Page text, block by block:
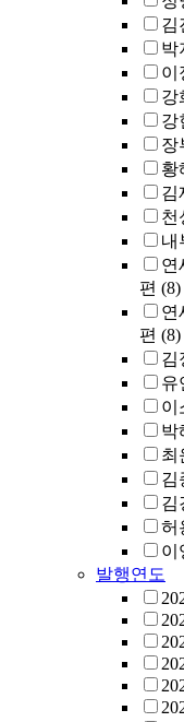
김
박
이
강
강
장
황
김
천
내
연
편 (8)
연
편 (8)
김
유
이
박
최
김
김
허
이
발행연도